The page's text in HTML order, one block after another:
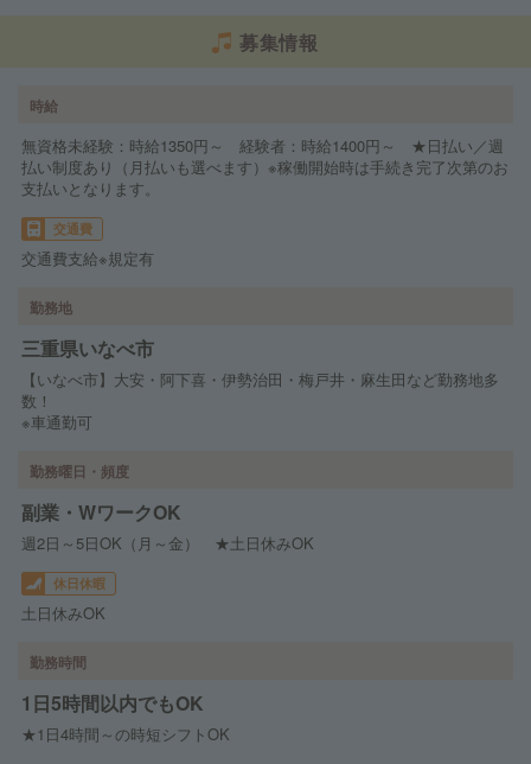
募集情報
時給
無資格未経験：時給1350円～ 経験者：時給1400円～ ★日払い／週
払い制度あり（月払いも選べます）※稼働開始時は手続き完了次第のお
支払いとなります。
交通費
交通費支給※規定有
勤務地
三重県いなべ市
【いなべ市】大安・阿下喜・伊勢治田・梅戸井・麻生田など勤務地多
数！
※車通勤可
勤務曜日・頻度
副業・WワークOK
週2日～5日OK（月～金） ★土日休みOK
休日休暇
土日休みOK
勤務時間
1日5時間以内でもOK
★1日4時間～の時短シフトOK